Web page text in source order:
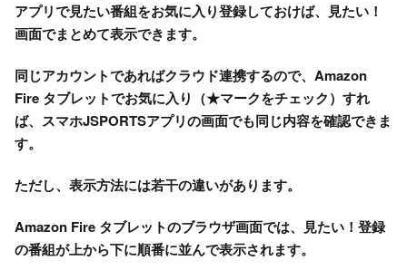
アプリで見たい番組をお気に入り登録しておけば、見たい！
画面でまとめて表示できます。
同じアカウントであればクラウド連携するので、Amazon
Fire タブレットでお気に入り（★マークをチェック）すれ
ば、スマホJSPORTSアプリの画面でも同じ内容を確認できま
す。
ただし、表示方法には若干の違いがあります。
Amazon Fire タブレットのブラウザ画面では、見たい！登録
の番組が上から下に順番に並んで表示されます。